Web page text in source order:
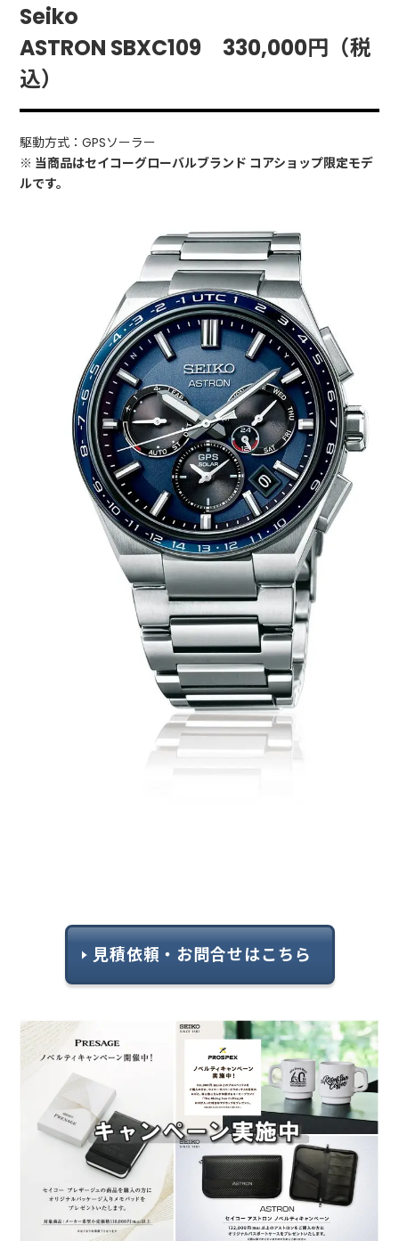
Seiko
ASTRON SBXC109 330,000円（税
込）
駆動方式：GPSソーラー
※ 当商品はセイコーグローバルブランド コアショップ限定モデ
ルです。
見積依頼・お問合せはこちら